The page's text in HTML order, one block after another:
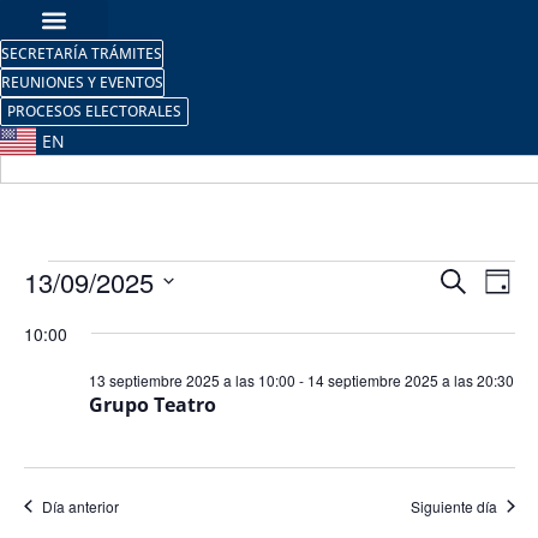
SECRETARÍA TRÁMITES
REUNIONES Y EVENTOS
PROCESOS ELECTORALES
EN
de
de
Buscar
de
Día
13/09/2025
la
fecha.
10:00
Grupo Teatro
13 septiembre 2025 a las 10:00 - 14 septiembre 2025 a las 20:30
Día anterior Siguiente día